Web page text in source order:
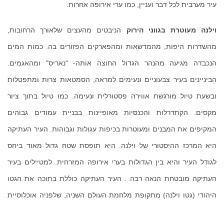
עיר מערבית לכל דבר ועניין, כמו ערי אירופה אחרות.
וילנה מעוטרת בגווני הירוק הניבטים מהעצים שלאורך הרחובות,
מהשדרות היפות, מהמדשאות ומהפארקים הפזורים בה. כמות המים
הנכבדה מגיעה מהנהר הגדול החוצה אותה- "נאריס" ומהאגמים.
הביניינים בעיר צבעוניים ונעימים למראה, הסמטאות צרות ומתפטלות
ובשעת טיול מורגשת אווירה פסטורלית ונעימה. כמו טיול בתוך ציור
מקסים. הקתדרלות והכנסיות מאופיינות בבניית עמודים גבוהים
המקיפים את המבנים ומעוטרות בכיפות עגולות וגבוהות. העיר העתיקה
היא המרכז ההיסטורי של וילנה. היא תופסת שטח גדול מאוד ביחס
לגודל העיר והיא בין הגדולות בערי אירופה המזרחית. למטיילים בעיר
העתיקה מובטחת הנאה רבה . העיר העתיקה כוללת בתוכה את הגטו
היהודי (גטו וילנה) מתקופת מלחמת העולם השניה, שלפניה אוכלוסיית